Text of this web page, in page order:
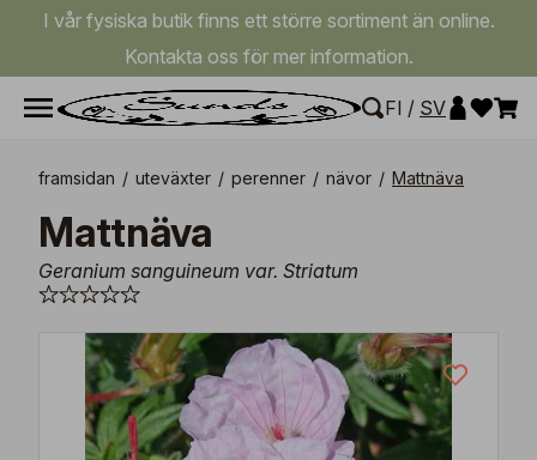
I vår fysiska butik finns ett större sortiment än online.
Kontakta oss för mer information.
FI / SV
framsidan / uteväxter / perenner / nävor / Mattnäva
Mattnäva
Geranium sanguineum var. Striatum